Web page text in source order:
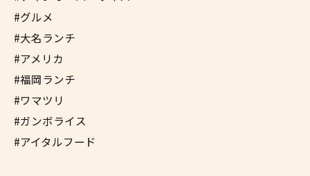
#グルメ
#大名ランチ
#アメリカ
#福岡ランチ
#ワマツリ
#ガンボライス
#アイタルフード